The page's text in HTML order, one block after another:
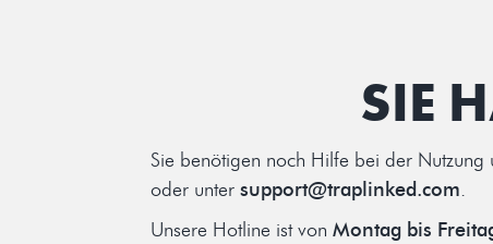
SIE
Sie benötigen noch Hilfe bei der Nutzung
oder unter support@traplinked.com.
Unsere Hotline ist von Montag bis